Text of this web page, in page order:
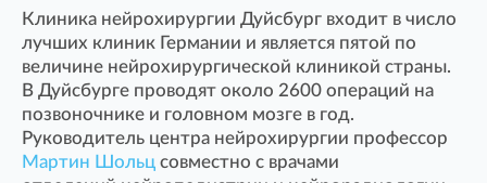
Клиника нейрохирургии Дуйсбург входит в число
лучших клиник Германии и является пятой по
величине нейрохирургической клиникой страны.
В Дуйсбурге проводят около 2600 операций на
позвоночнике и головном мозге в год.
Руководитель центра нейрохирургии профессор
Мартин Шольц совместно с врачами